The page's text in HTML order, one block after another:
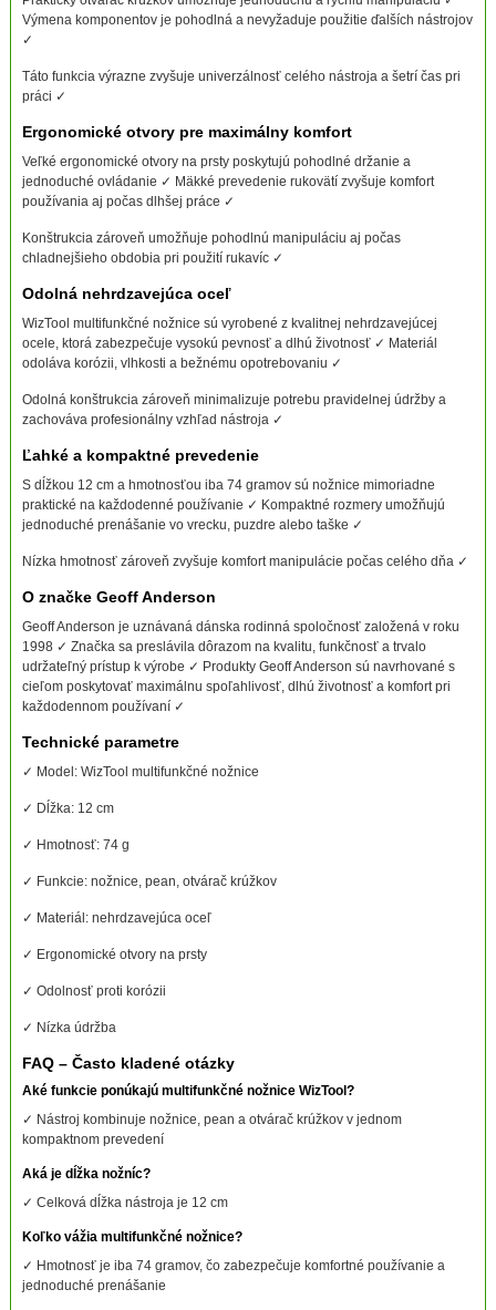
Výmena komponentov je pohodlná a nevyžaduje použitie ďalších nástrojov
✓
Táto funkcia výrazne zvyšuje univerzálnosť celého nástroja a šetrí čas pri
práci ✓
Ergonomické otvory pre maximálny komfort
Veľké ergonomické otvory na prsty poskytujú pohodlné držanie a
jednoduché ovládanie ✓ Mäkké prevedenie rukovätí zvyšuje komfort
používania aj počas dlhšej práce ✓
Konštrukcia zároveň umožňuje pohodlnú manipuláciu aj počas
chladnejšieho obdobia pri použití rukavíc ✓
Odolná nehrdzavejúca oceľ
WizTool multifunkčné nožnice sú vyrobené z kvalitnej nehrdzavejúcej
ocele, ktorá zabezpečuje vysokú pevnosť a dlhú životnosť ✓ Materiál
odoláva korózii, vlhkosti a bežnému opotrebovaniu ✓
Odolná konštrukcia zároveň minimalizuje potrebu pravidelnej údržby a
zachováva profesionálny vzhľad nástroja ✓
Ľahké a kompaktné prevedenie
S dĺžkou 12 cm a hmotnosťou iba 74 gramov sú nožnice mimoriadne
praktické na každodenné používanie ✓ Kompaktné rozmery umožňujú
jednoduché prenášanie vo vrecku, puzdre alebo taške ✓
Nízka hmotnosť zároveň zvyšuje komfort manipulácie počas celého dňa ✓
O značke Geoff Anderson
Geoff Anderson je uznávaná dánska rodinná spoločnosť založená v roku
1998 ✓ Značka sa preslávila dôrazom na kvalitu, funkčnosť a trvalo
udržateľný prístup k výrobe ✓ Produkty Geoff Anderson sú navrhované s
cieľom poskytovať maximálnu spoľahlivosť, dlhú životnosť a komfort pri
každodennom používaní ✓
Technické parametre
✓ Model: WizTool multifunkčné nožnice
✓ Dĺžka: 12 cm
✓ Hmotnosť: 74 g
✓ Funkcie: nožnice, pean, otvárač krúžkov
✓ Materiál: nehrdzavejúca oceľ
✓ Ergonomické otvory na prsty
✓ Odolnosť proti korózii
✓ Nízka údržba
FAQ – Často kladené otázky
Aké funkcie ponúkajú multifunkčné nožnice WizTool?
✓ Nástroj kombinuje nožnice, pean a otvárač krúžkov v jednom
kompaktnom prevedení
Aká je dĺžka nožníc?
✓ Celková dĺžka nástroja je 12 cm
Koľko vážia multifunkčné nožnice?
✓ Hmotnosť je iba 74 gramov, čo zabezpečuje komfortné používanie a
jednoduché prenášanie